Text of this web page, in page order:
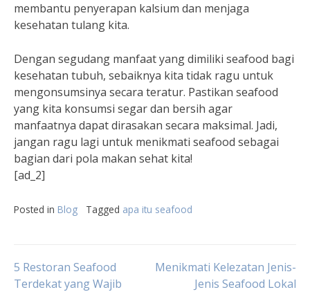
membantu penyerapan kalsium dan menjaga
kesehatan tulang kita.
Dengan segudang manfaat yang dimiliki seafood bagi
kesehatan tubuh, sebaiknya kita tidak ragu untuk
mengonsumsinya secara teratur. Pastikan seafood
yang kita konsumsi segar dan bersih agar
manfaatnya dapat dirasakan secara maksimal. Jadi,
jangan ragu lagi untuk menikmati seafood sebagai
bagian dari pola makan sehat kita!
[ad_2]
Posted in Blog Tagged apa itu seafood
Post
5 Restoran Seafood
Terdekat yang Wajib
Menikmati Kelezatan Jenis-
Jenis Seafood Lokal